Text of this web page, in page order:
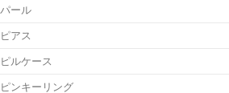
パール
ピアス
ピルケース
ピンキーリング